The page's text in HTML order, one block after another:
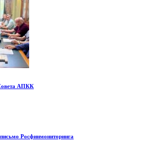
АПКК
Росфинмониторинга